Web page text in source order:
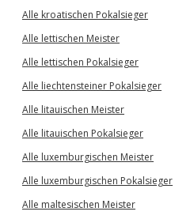
Alle kroatischen Pokalsieger
Alle lettischen Meister
Alle lettischen Pokalsieger
Alle liechtensteiner Pokalsieger
Alle litauischen Meister
Alle litauischen Pokalsieger
Alle luxemburgischen Meister
Alle luxemburgischen Pokalsieger
Alle maltesischen Meister